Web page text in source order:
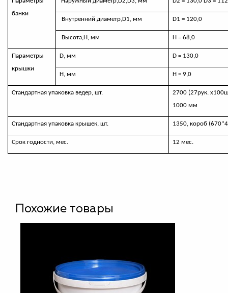
банки
Внутренний диаметр,D1, мм D1 = 120,0
Высота,H, мм H = 68,0
Параметры
крышки
D, мм D = 130,0
Н, мм Н = 9,0
Стандартная упаковка ведер, шт.
2700 (27рук.
1000 мм
Стандартная упаковка крышек, шт. 1350, короб
Срок годности, мес. 12 мес.
Похожие товары